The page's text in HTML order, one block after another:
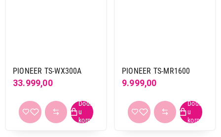
PIONEER TS-WX300A
33.999,00
PIONEER TS-MR1600
9.999,00
Nastavi kupovinu
Završi kupovinu